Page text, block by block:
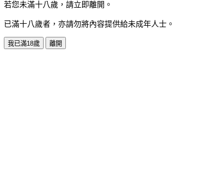
若您未滿十八歲，請立即離開。
已滿十八歲者，亦請勿將內容提供給未成年人士。
我已滿18歲 離開